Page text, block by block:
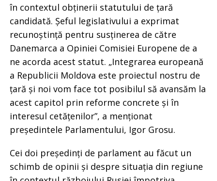
în contextul obținerii statutului de țară
candidată. Șeful legislativului a exprimat
recunoștință pentru susținerea de către
Danemarca a Opiniei Comisiei Europene de a
ne acorda acest statut. „Integrarea europeană
a Republicii Moldova este proiectul nostru de
țară și noi vom face tot posibilul să avansăm la
acest capitol prin reforme concrete și în
interesul cetățenilor”, a menționat
președintele Parlamentului, Igor Grosu.
Cei doi președinți de parlament au făcut un
schimb de opinii și despre situația din regiune